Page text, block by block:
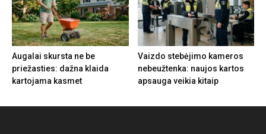
Augalai skursta ne be
priežasties: dažna klaida
kartojama kasmet
Vaizdo stebėjimo kameros
nebeužtenka: naujos kartos
apsauga veikia kitaip